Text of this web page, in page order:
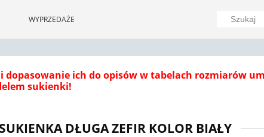
WYPRZEDAŻE
ich do opisów w tabelach rozmiarów
sukienki!
SUKIENKA DŁUGA ZEFIR KOLOR BIAŁY